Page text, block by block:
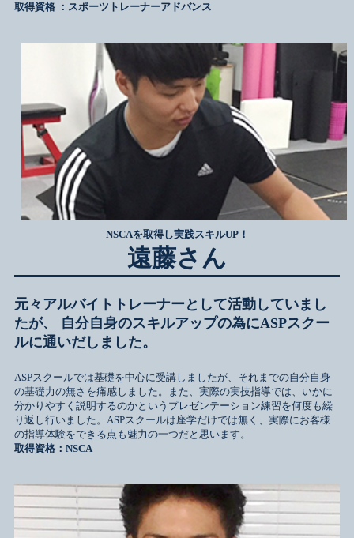
取得資格 ：スポーツトレーナーアドバンス
NSCAを取得し実践スキルUP！
遠藤さん
元々アルバイトトレーナーとして活動していまし
たが、 自分自身のスキルアップの為にASPスクー
ルに通いだしました。
ASPスクールでは基礎を中心に受講しましたが、それまでの自分自身
の基礎力の無さを痛感しました。また、実際の実技指導では、いかに
分かりやすく説明するのかというプレゼンテーション練習を何度も繰
り返し行いました。ASPスクールは座学だけでは無く、実際にお客様
の指導体験をできる点も魅力の一つだと思います。
取得資格：NSCA